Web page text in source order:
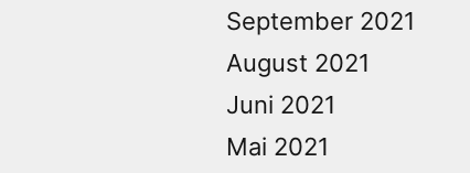
September 2021
August 2021
Juni 2021
Mai 2021